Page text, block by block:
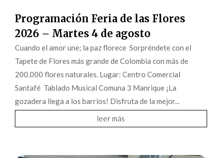
Programación Feria de las Flores
2026 – Martes 4 de agosto
Cuando el amor une; la paz florece Sorpréndete con el
Tapete de Flores más grande de Colombia con más de
200.000 flores naturales. Lugar: Centro Comercial
Santafé Tablado Musical Comuna 3 Manrique ¡La
gozadera llega a los barrios! Disfruta de la mejor...
leer más